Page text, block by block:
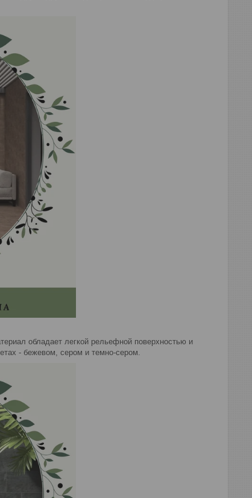
обладает легкой рельефной поверхностью и
- бежевом, сером и темно-сером.